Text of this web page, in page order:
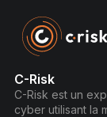
C-Risk
C-Risk est un
cyber utilisant la